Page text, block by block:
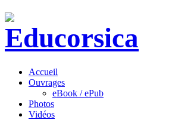
Accueil
Ouvrages
eBook / ePub
Photos
Vidéos